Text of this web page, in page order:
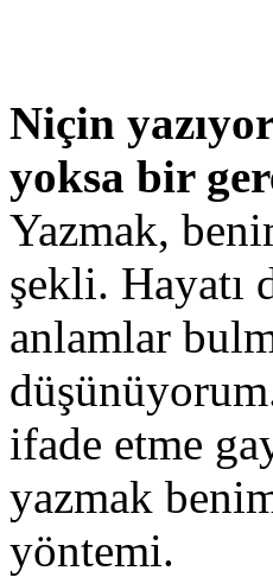
Niçin
yoksa bir
Yazmak,
şekli. Hayatı
anlamlar
ifade etme
yazmak
yöntemi.